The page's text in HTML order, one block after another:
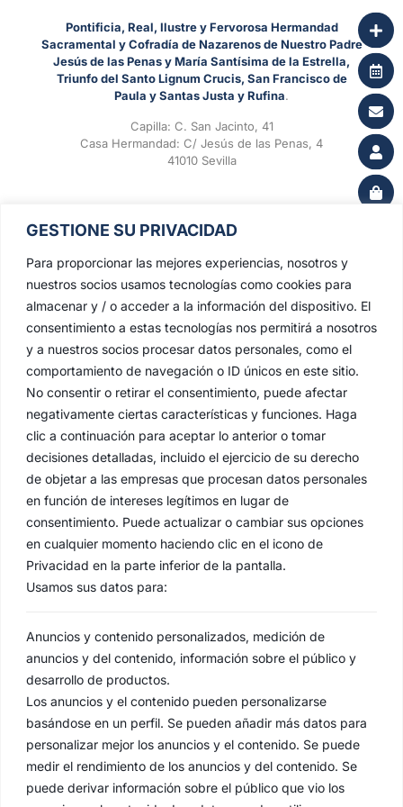
GESTIONE SU PRIVACIDAD
Para proporcionar las mejores experiencias, nosotros y
nuestros socios usamos tecnologías como cookies para
almacenar y / o acceder a la información del dispositivo. El
consentimiento a estas tecnologías nos permitirá a nosotros
y a nuestros socios procesar datos personales, como el
comportamiento de navegación o ID únicos en este sitio.
No consentir o retirar el consentimiento, puede afectar
negativamente ciertas características y funciones. Haga
clic a continuación para aceptar lo anterior o tomar
decisiones detalladas, incluido el ejercicio de su derecho
de objetar a las empresas que procesan datos personales
en función de intereses legítimos en lugar de
consentimiento. Puede actualizar o cambiar sus opciones
en cualquier momento haciendo clic en el icono de
Privacidad en la parte inferior de la pantalla.
Usamos sus datos para:
Anuncios y contenido personalizados, medición de
anuncios y del contenido, información sobre el público y
desarrollo de productos.
Los anuncios y el contenido pueden personalizarse
basándose en un perfil. Se pueden añadir más datos para
personalizar mejor los anuncios y el contenido. Se puede
medir el rendimiento de los anuncios y del contenido. Se
puede derivar información sobre el público que vio los
Pontificia, Real, Ilustre y Fervorosa Hermandad
Sacramental y Cofradía de Nazarenos de Nuestro Padre
Jesús de las Penas y María Santísima de la Estrella,
Triunfo del Santo Lignum Crucis, San Francisco de
Paula y Santas Justa y Rufina.
Capilla: C. San Jacinto, 41
Casa Hermandad: C/ Jesús de las Penas, 4
41010 Sevilla